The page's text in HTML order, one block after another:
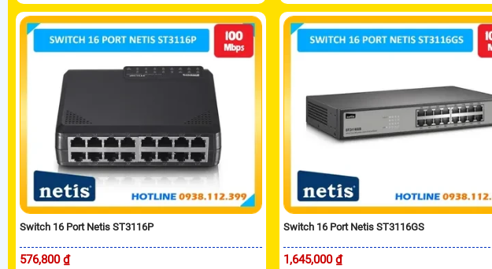
Switch 16 Port Netis ST3116P
576,800 ₫
Switch 16 Port Netis ST3116GS
1,645,000 ₫